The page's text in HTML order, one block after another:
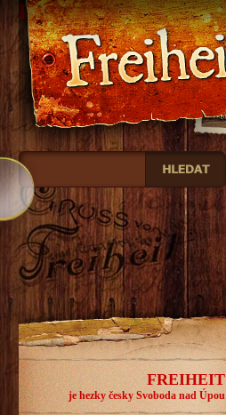
Freiheit
FREIHEIT
je hezky česky Svoboda nad Úpou